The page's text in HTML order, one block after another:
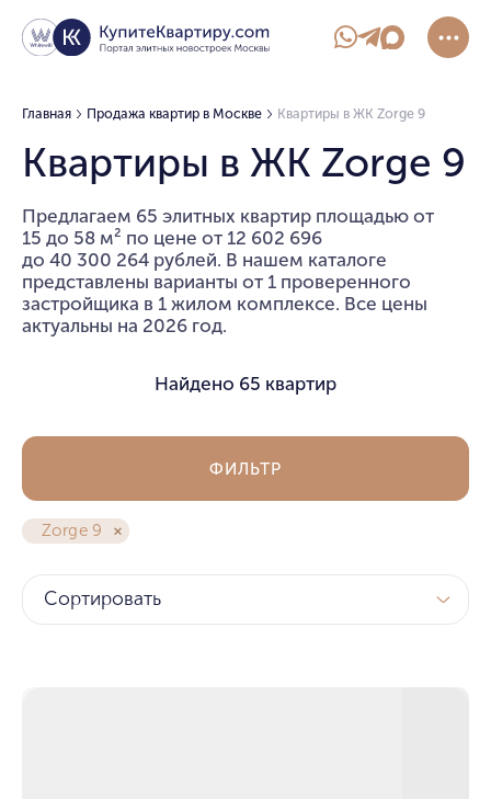
Главная Продажа квартир в Москве Квартиры в ЖК Zorge 9
Квартиры в ЖК Zorge 9
Предлагаем 65 элитных квартир площадью от
15 до 58 м² по цене от 12 602 696
до 40 300 264 рублей. В нашем каталоге
представлены варианты от 1 проверенного
застройщика в 1 жилом комплексе. Все цены
актуальны на 2026 год.
Найдено 65 квартир
Zorge 9
ФИЛЬТР
Сортировать